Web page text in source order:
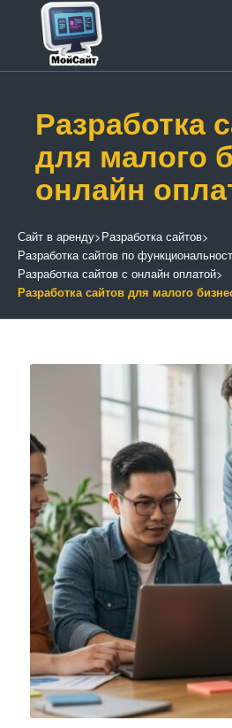
Разработка
для малого
онлайн
Сайт в аренду>Разработка сайтов>
Разработка сайтов по
Разработка сайтов с онлайн оплатой>
Разработка сайтов для малого